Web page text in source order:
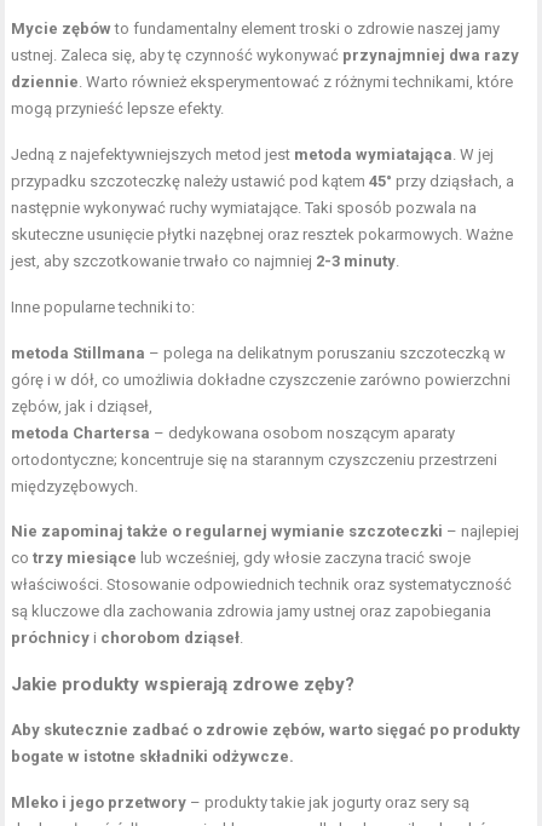
Mycie zębówto fundamentalny element troski o zdrowie naszej jamy
ustnej. Zaleca się, aby tę czynność wykonywać przynajmniej dwa razy
dziennie . Warto również eksperymentować z różnymi technikami, które
mogą przynieść lepsze efekty.
Jedną z najefektywniejszych metod jest metoda wymiatająca . W jej
przypadku szczoteczkę należy ustawić pod kątem45° przy dziąsłach, a
następnie wykonywać ruchy wymiatające. Taki sposób pozwala na
skuteczne usunięcie płytki nazębnej oraz resztek pokarmowych. Ważne
jest, aby szczotkowanie trwało co najmniej 2-3 minuty
Inne popularne techniki to:
metoda Stillmana – polega na delikatnym poruszaniu szczoteczką w
górę i w dół, co umożliwia dokładne czyszczenie zarówno powierzchni
zębów, jak i dziąseł,
metoda Chartersa – dedykowana osobom noszącym aparaty
ortodontyczne; koncentruje się na starannym czyszczeniu przestrzeni
międzyzębowych.
Nie zapominaj także o regularnej wymianie szczoteczki – najlepiej
cotrzy miesiące lub wcześniej, gdy włosie zaczyna tracić swoje
właściwości. Stosowanie odpowiednich technik oraz systematyczność
są kluczowe dla zachowania zdrowia jamy ustnej oraz zapobiegania
próchnicy i chorobom dziąseł
Jakie produkty wspierają zdrowe zęby?
Aby skutecznie zadbać o zdrowie zębów, warto sięgać po produkty
bogate w istotne składniki odżywcze.
Mleko i jego przetwory – produkty takie jak jogurty oraz sery są